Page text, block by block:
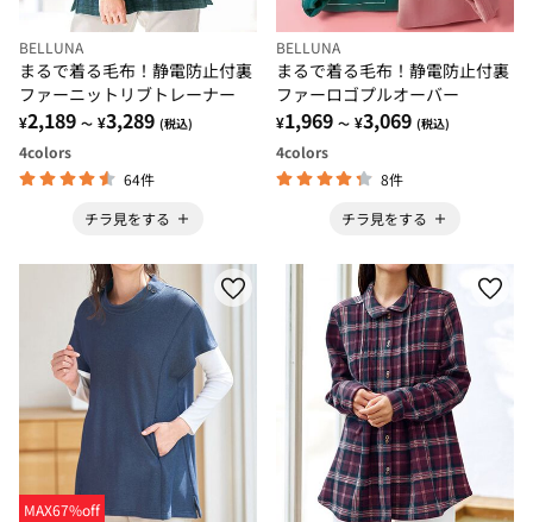
BELLUNA
まるで着る毛布！静電防止付裏
ファーニットリブトレーナー
¥2,189 ～ ¥3,289 (税込)
4colors
64件
チラ見をする
BELLUNA
まるで着る毛布！静電防止付裏
ファーロゴプルオーバー
¥1,969 ～ ¥3,069 (税込)
4colors
8件
チラ見をする
MAX67%off